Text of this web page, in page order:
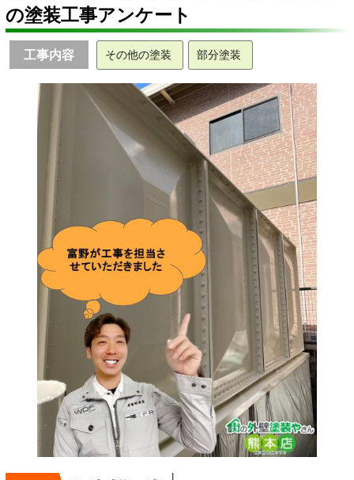
の塗装工事アンケート
工事内容 その他の塗装 部分塗装